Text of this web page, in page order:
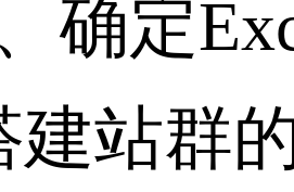
定
群的